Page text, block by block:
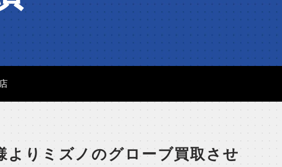
よりミズノのグローブ買取させ